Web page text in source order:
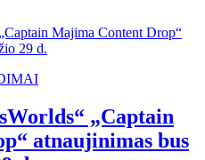
„Captain
atnaujinimas bus